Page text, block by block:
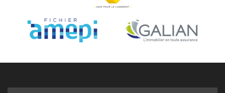
Nos agences